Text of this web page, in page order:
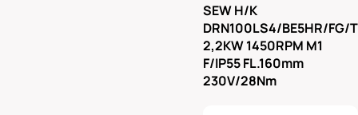
SEW H/K
DRN100LS4/BE5HR/FG/
2,2KW 1450RPM M1
F/IP55 FL.160mm
230V/28Nm